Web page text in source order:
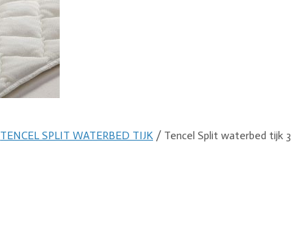
TENCEL SPLIT WATERBED TIJK / Tencel Split waterbed tijk 3